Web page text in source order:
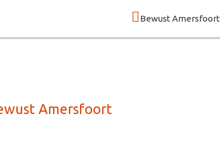
Bewust Amersfoort
Amersfoort